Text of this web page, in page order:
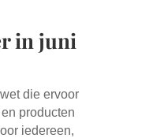
in juni
die ervoor
producten
iedereen,